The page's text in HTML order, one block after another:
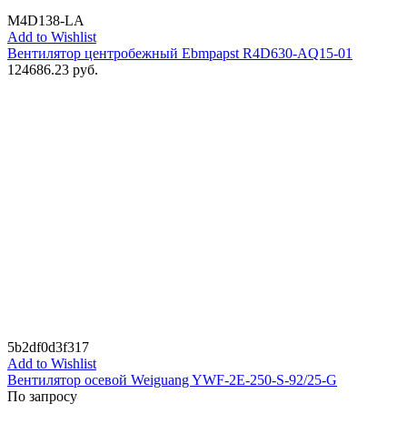
M4D138-LA
Add to Wishlist
Вентилятор центробежный Ebmpapst R4D630-AQ15-01
124686.23 руб.
5b2df0d3f317
Add to Wishlist
Вентилятор осевой Weiguang YWF-2E-250-S-92/25-G
По запросу